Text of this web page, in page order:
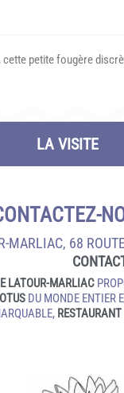
petite fougère
LA VISITE
MARLIAC, 68
LATOUR-MARLIAC
DU MONDE ENTIER
RESTAURANT